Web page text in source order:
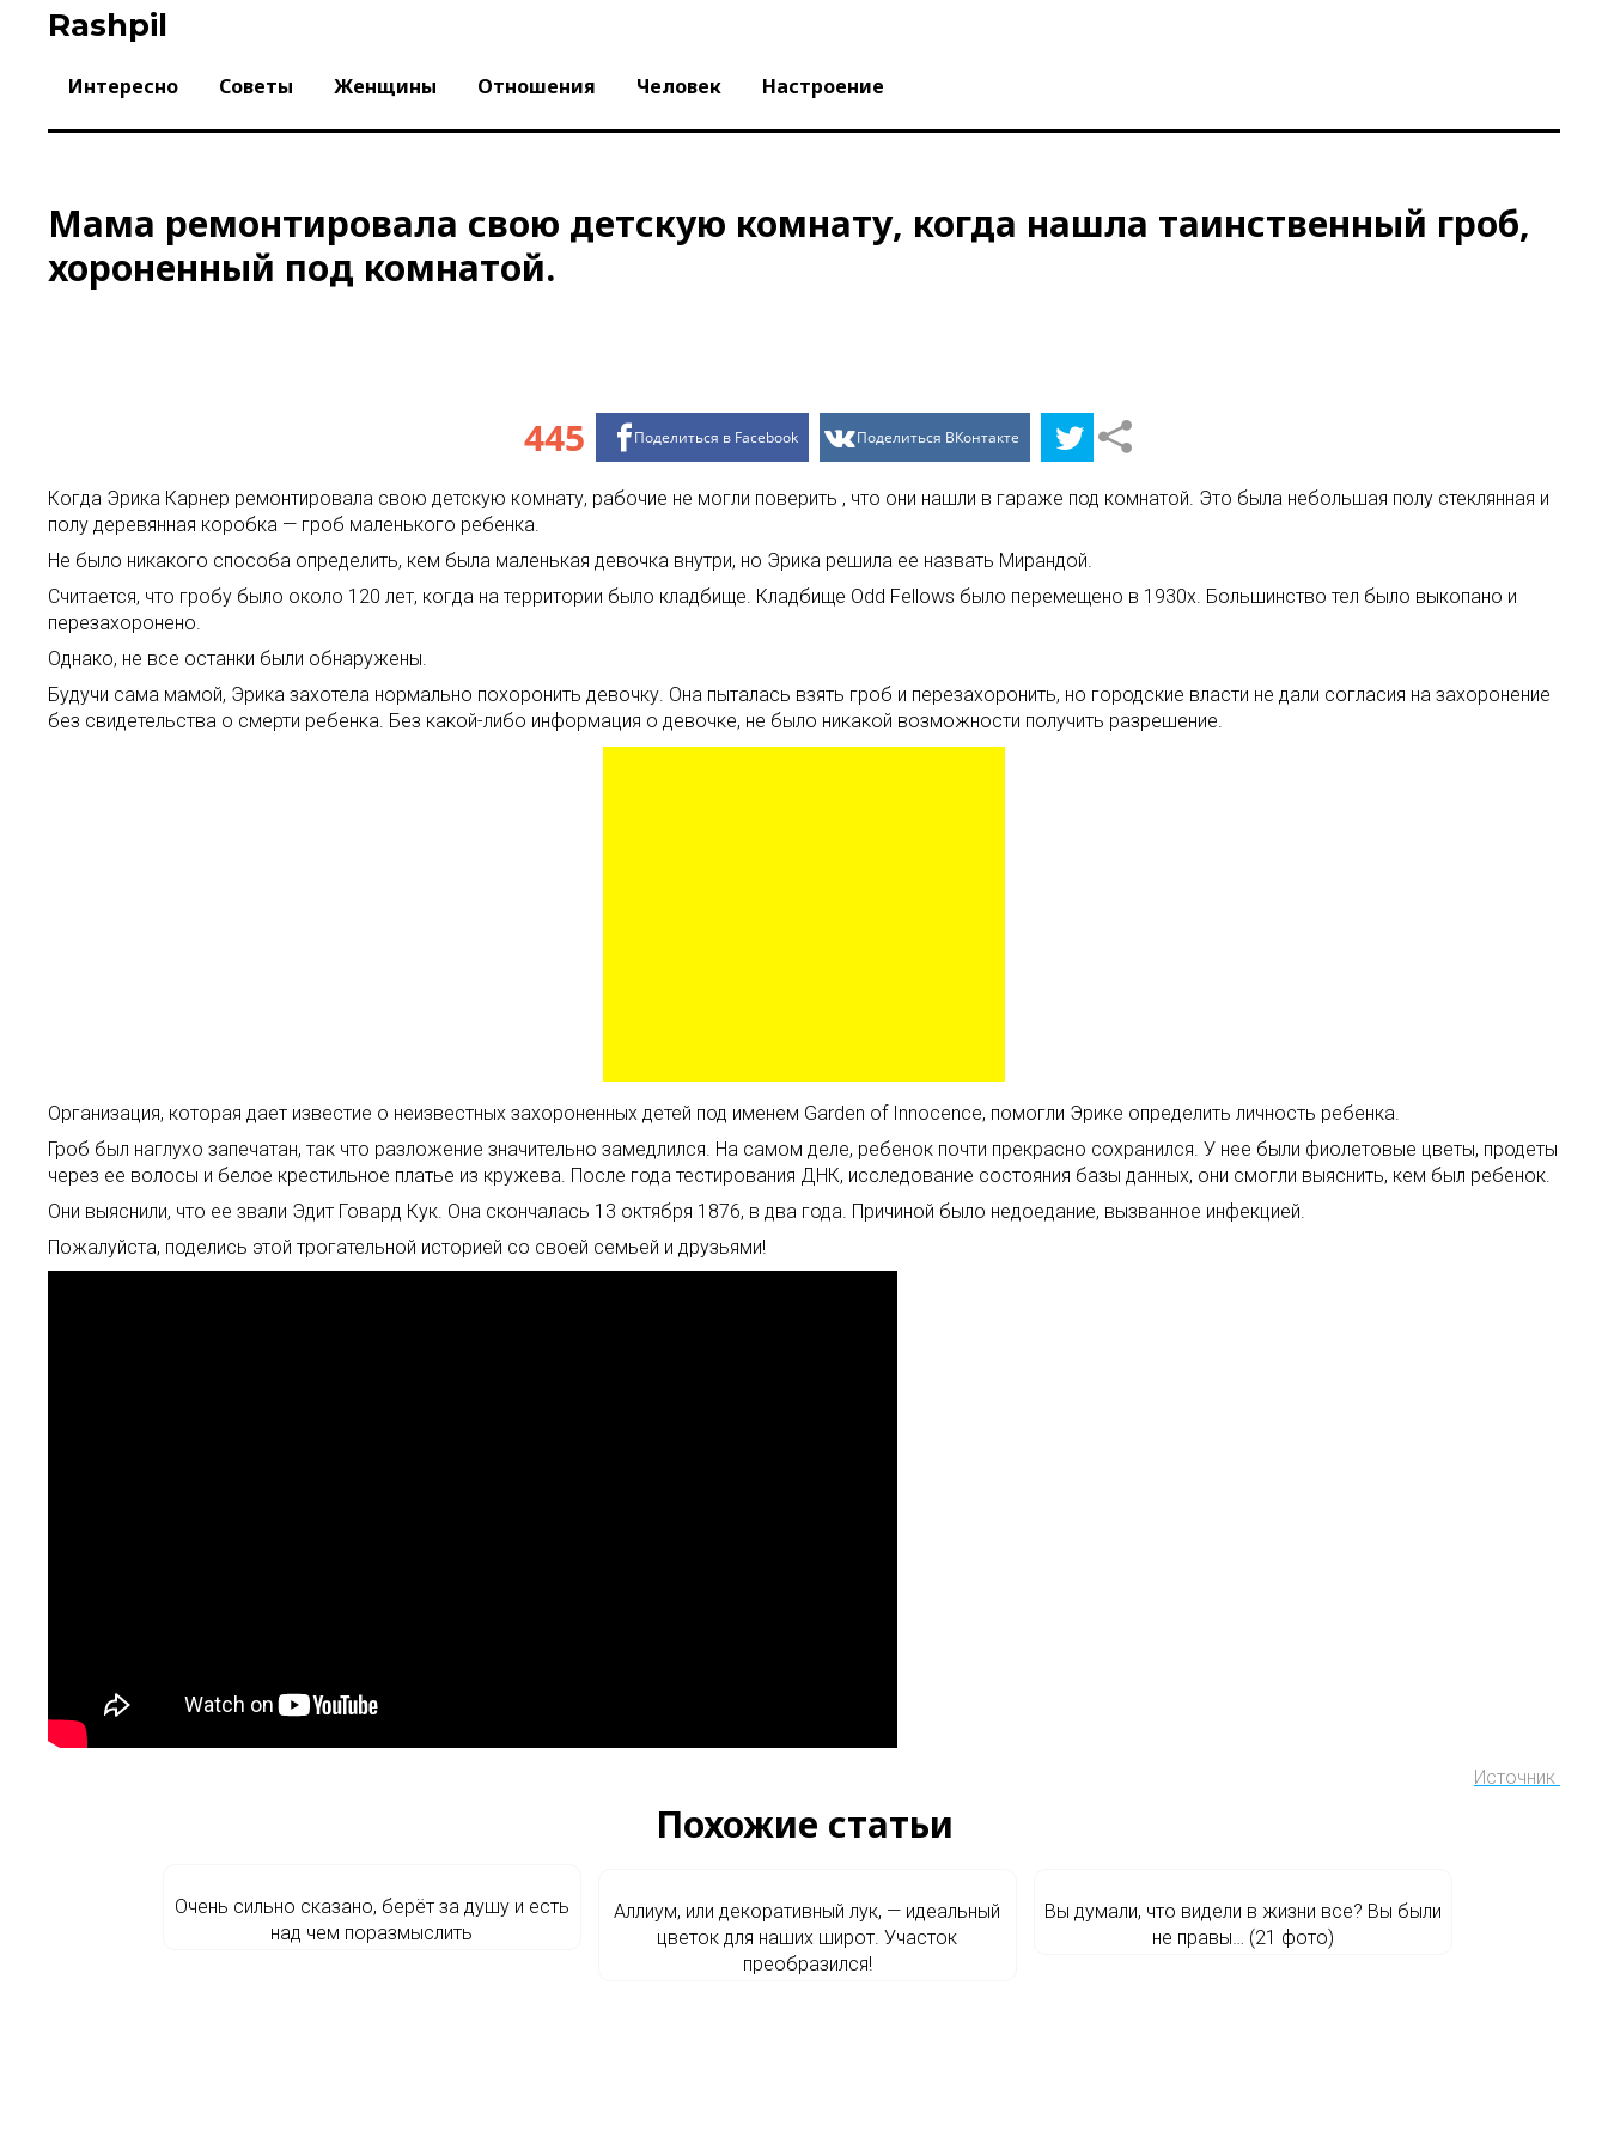
Rashpil
Интересно Советы Женщины Отношения Человек Настроение
Мама ремонтировала свою детскую комнату, когда нашла таинственный гроб,
хороненный под комнатой.
445 Поделиться в Facebook Поделиться ВКонтакте
Когда Эрика Карнер ремонтировала свою детскую комнату, рабочие не могли поверить , что они нашли в гараже под комнатой. Это была небольшая полу стеклянная и
полу деревянная коробка — гроб маленького ребенка.
Не было никакого способа определить, кем была маленькая девочка внутри, но Эрика решила ее назвать Мирандой.
Считается, что гробу было около 120 лет, когда на территории было кладбище. Кладбище Odd Fellows было перемещено в 1930х. Большинство тел было выкопано и
перезахоронено.
Однако, не все останки были обнаружены.
Будучи сама мамой, Эрика захотела нормально похоронить девочку. Она пыталась взять гроб и перезахоронить, но городские власти не дали согласия на захоронение
без свидетельства о смерти ребенка. Без какой-либо информация о девочке, не было никакой возможности получить разрешение.
Организация, которая дает известие о неизвестных захороненных детей под именем Garden of Innocence, помогли Эрике определить личность ребенка.
Гроб был наглухо запечатан, так что разложение значительно замедлился. На самом деле, ребенок почти прекрасно сохранился. У нее были фиолетовые цветы, продеты
через ее волосы и белое крестильное платье из кружева. После года тестирования ДНК, исследование состояния базы данных, они смогли выяснить, кем был ребенок.
Они выяснили, что ее звали Эдит Говард Кук. Она скончалась 13 октября 1876, в два года. Причиной было недоедание, вызванное инфекцией.
Пожалуйста, поделись этой трогательной историей со своей семьей и друзьями!
Источник
Похожие статьи
Очень сильно сказано, берёт за душу и есть
над чем поразмыслить
Аллиум, или декоративный лук, — идеальный
цветок для наших широт. Участок
преобразился!
Вы думали, что видели в жизни все? Вы были
не правы… (21 фото)